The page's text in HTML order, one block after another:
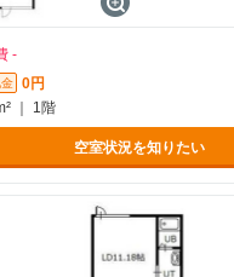
-
0円
｜ 1階
空室状況を知りたい